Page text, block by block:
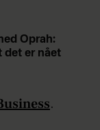
Oprah:
det er nået
.